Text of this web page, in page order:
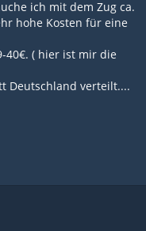
ich mit dem Zug ca.
hohe Kosten für eine
40€. ( hier ist mir die
Deutschland verteilt....